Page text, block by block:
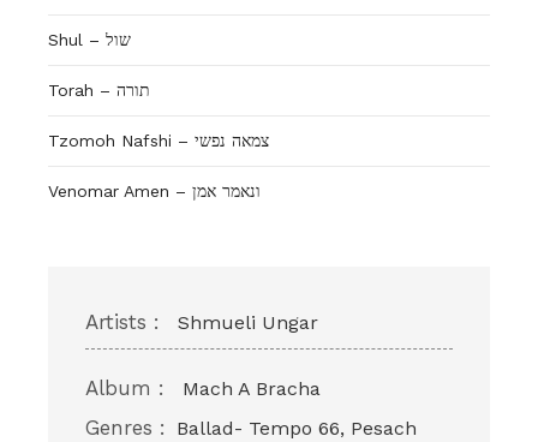
Shul – שול
Torah – תורה
Tzomoh Nafshi – צמאה נפשי
Venomar Amen – ונאמר אמן
Artists : Shmueli Ungar
Album : Mach A Bracha
Genres : Ballad- Tempo 66, Pesach